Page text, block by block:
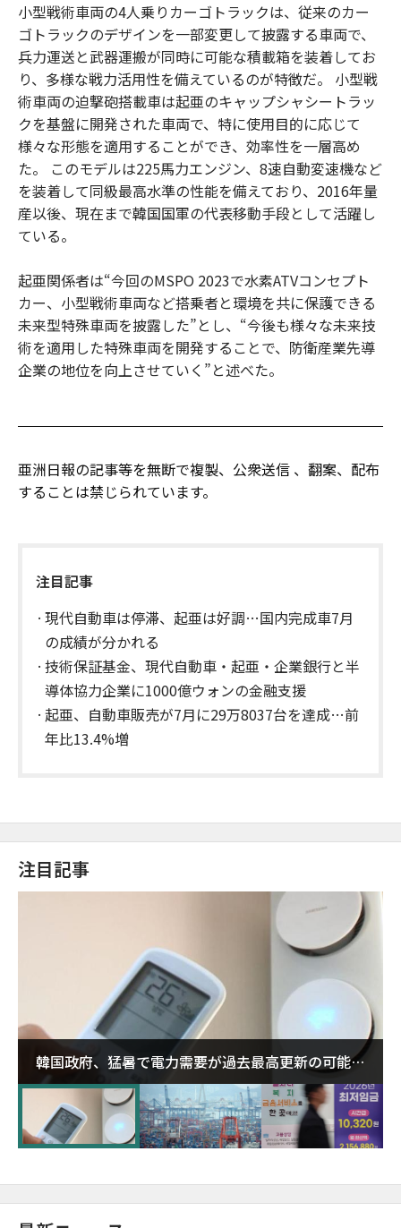
小型戦術車両の4人乗りカーゴトラックは、従来のカー
ゴトラックのデザインを一部変更して披露する車両で、
兵力運送と武器運搬が同時に可能な積載箱を装着してお
り、多様な戦力活用性を備えているのが特徴だ。 小型戦
術車両の迫撃砲搭載車は起亜のキャップシャシートラッ
クを基盤に開発された車両で、特に使用目的に応じて
様々な形態を適用することができ、効率性を一層高め
た。 このモデルは225馬力エンジン、8速自動変速機など
を装着して同級最高水準の性能を備えており、2016年量
産以後、現在まで韓国国軍の代表移動手段として活躍し
ている。
起亜関係者は“今回のMSPO 2023で水素ATVコンセプト
カー、小型戦術車両など搭乗者と環境を共に保護できる
未来型特殊車両を披露した”とし、“今後も様々な未来技
術を適用した特殊車両を開発することで、防衛産業先導
企業の地位を向上させていく”と述べた。
亜洲日報の記事等を無断で複製、公衆送信 、翻案、配布
することは禁じられています。
注目記事
現代自動車は停滞、起亜は好調…国内完成車7月
の成績が分かれる
技術保証基金、現代自動車・起亜・企業銀行と半
導体協力企業に1000億ウォンの金融支援
起亜、自動車販売が7月に29万8037台を達成…前
年比13.4%増
注目記事
韓国政府、猛暑で電力需要が過去最高更新の可能性
に需給対応体制を点検